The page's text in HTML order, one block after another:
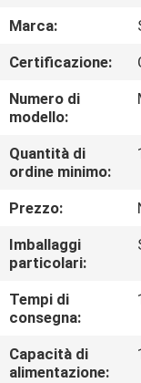
SU
DI
NOI
VISITA
DELLA
FABBRICA
CONTROLLO
DELLA
QUALITÀ
Marca:
Certificazione:
Numero di
modello:
Quantità di
ordine minimo:
Prezzo:
Imballaggi
particolari:
Tempi di
consegna:
Capacità di
alimentazione: